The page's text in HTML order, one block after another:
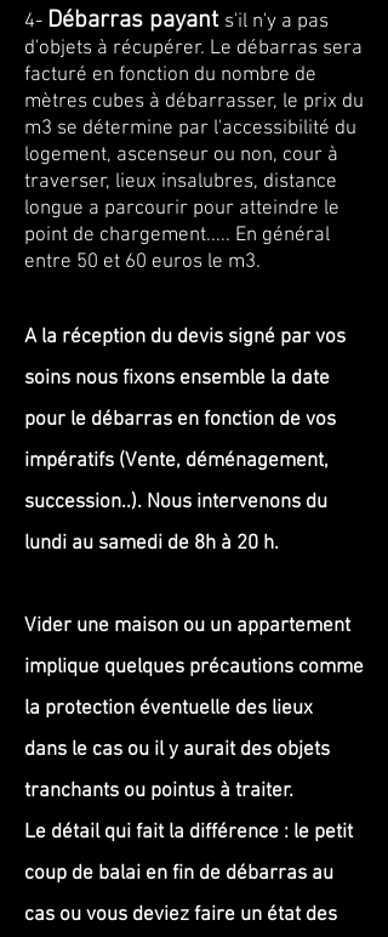
4- Débarras payant s'il n'y a pas
d'objets à récupérer. Le débarras sera
facturé en fonction du nombre de
mètres cubes à débarrasser, le prix du
m3 se détermine par l'accessibilité du
logement, ascenseur ou non, cour à
traverser, lieux insalubres, distance
longue a parcourir pour atteindre le
point de chargement..... En général
entre 50 et 60 euros le m3.
A la réception du devis signé par vos
soins nous fixons ensemble la date
pour le débarras en fonction de vos
impératifs (Vente, déménagement,
succession..). Nous intervenons du
lundi au samedi de 8h à 20 h.
Vider une maison ou un appartement
implique quelques précautions comme
la protection éventuelle des lieux
dans le cas ou il y aurait des objets
tranchants ou pointus à traiter.
Le détail qui fait la différence : le petit
coup de balai en fin de débarras au
cas ou vous deviez faire un état des